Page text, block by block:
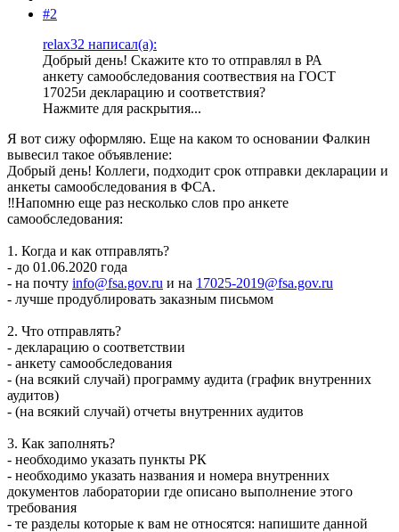
#2
relax32 написал(а):
Добрый день! Скажите кто то отправлял в РА
анкету самообследования соотвествия на ГОСТ
17025и декларацию и соответствия?
Нажмите для раскрытия...
Я вот сижу оформляю. Еще на каком то основании Фалкин
вывесил такое объявление:
Добрый день! Коллеги, подходит срок отправки декларации и
анкеты самообследования в ФСА.
‼Напомню еще раз несколько слов про анкете
самообследования:
1. Когда и как отправлять?
- до 01.06.2020 года
- на почту info@fsa.gov.ru и на 17025-2019@fsa.gov.ru
- лучше продублировать заказным письмом
2. Что отправлять?
- декларацию о соответствии
- анкету самообследования
- (на всякий случай) программу аудита (график внутренних
аудитов)
- (на всякий случай) отчеты внутренних аудитов
3. Как заполнять?
- необходимо указать пункты РК
- необходимо указать названия и номера внутренних
документов лаборатории где описано выполнение этого
требования
- те разделы которые к вам не относятся: напишите данной